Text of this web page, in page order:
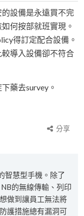
設備是永遠買不完
何按部就班實現。
得訂定配合設備。
導入設備卻不符合
藥去survey。
分享
智慧型手機。除了
的無線傳輸、列印
做到讓員工無法將
護措施總有漏洞可